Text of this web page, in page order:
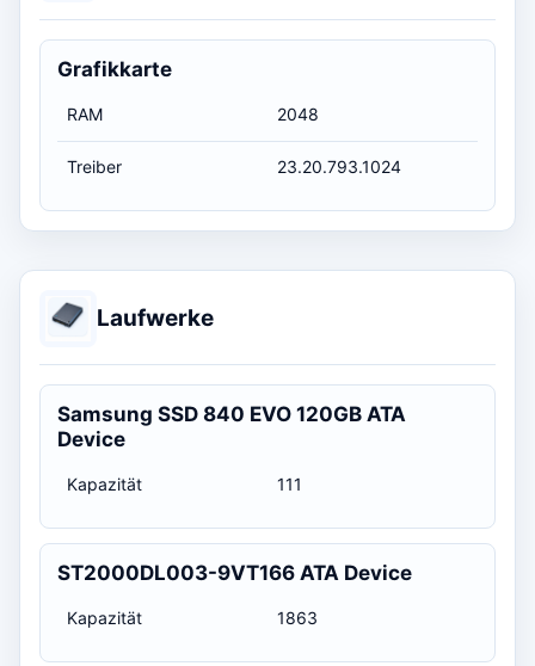
Grafikkarte
RAM 2048
Treiber 23.20.793.1024
Laufwerke
Samsung SSD 840 EVO 120GB ATA
Device
Kapazität 111
ST2000DL003-9VT166 ATA Device
Kapazität 1863